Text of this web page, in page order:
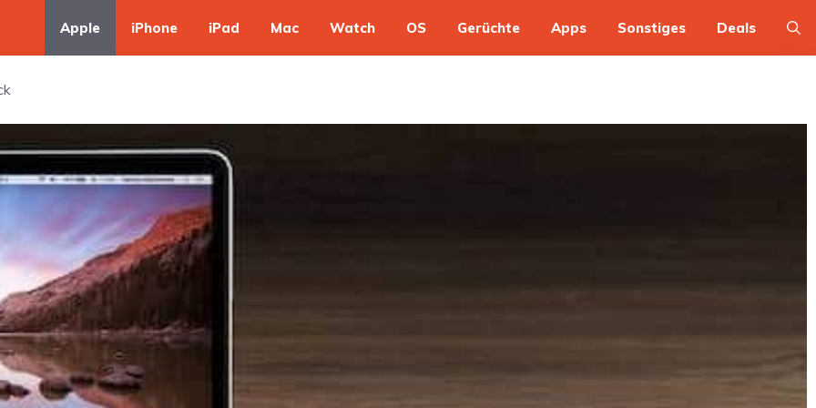
Apple iPhone iPad Mac Watch OS Gerüchte Apps Sonstiges Deals